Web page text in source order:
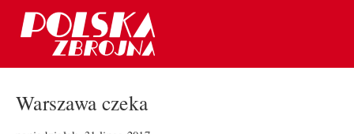
Warszawa czeka